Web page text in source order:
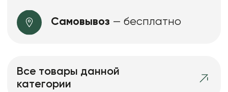
Самовывоз — бесплатно
Все товары данной
категории